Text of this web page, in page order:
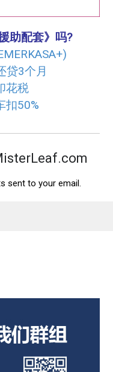
助配套》吗?
贷3个月
花税
扣50%
sent to your email.